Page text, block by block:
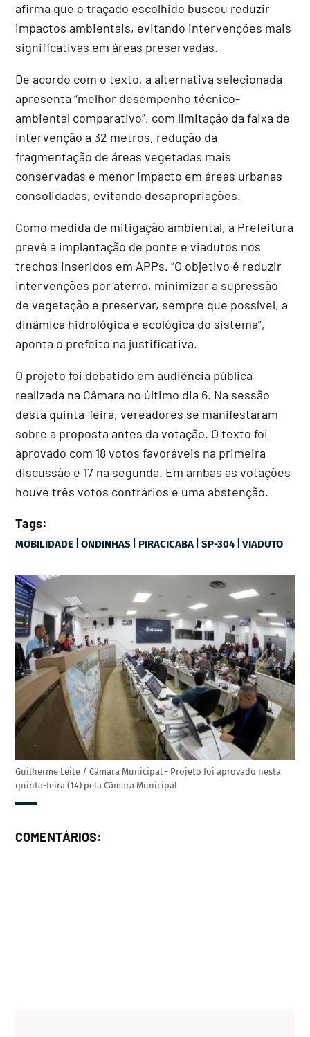
afirma que o traçado escolhido buscou reduzir
impactos ambientais, evitando intervenções mais
significativas em áreas preservadas.
De acordo com o texto, a alternativa selecionada
apresenta “melhor desempenho técnico-
ambiental comparativo”, com limitação da faixa de
intervenção a 32 metros, redução da
fragmentação de áreas vegetadas mais
conservadas e menor impacto em áreas urbanas
consolidadas, evitando desapropriações.
Como medida de mitigação ambiental, a Prefeitura
prevê a implantação de ponte e viadutos nos
trechos inseridos em APPs. “O objetivo é reduzir
intervenções por aterro, minimizar a supressão
de vegetação e preservar, sempre que possível, a
dinâmica hidrológica e ecológica do sistema”,
aponta o prefeito na justificativa.
O projeto foi debatido em audiência pública
realizada na Câmara no último dia 6. Na sessão
desta quinta-feira, vereadores se manifestaram
sobre a proposta antes da votação. O texto foi
aprovado com 18 votos favoráveis na primeira
discussão e 17 na segunda. Em ambas as votações
houve três votos contrários e uma abstenção.
Tags:
MOBILIDADE |ONDINHAS | PIRACICABA |SP-304|VIADUTO
Guilherme Leite / Câmara Municipal - Projeto foi aprovado nesta
quinta-feira (14) pela Câmara Municipal
COMENTÁRIOS: